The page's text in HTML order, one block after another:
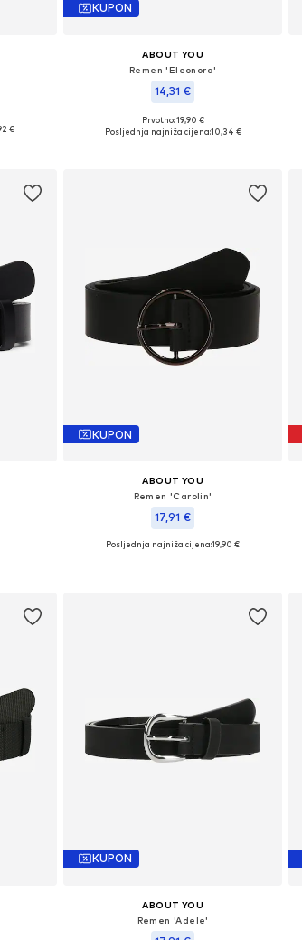
95
€
KUPON
ABOUT YOU
Remen 'Eleonora'
14,31 €
Dostupne veličine: 80, 85, 90, 95
Prvotno: 19,90 €
Posljednja najniža cijena:10,34 €
KUPON
ABOUT YOU
Remen 'Carolin'
17,91 €
Dostupne veličine: 80, 85, 90, 95
Posljednja najniža cijena:19,90 €
KUPON
ABOUT YOU
Remen 'Adele'